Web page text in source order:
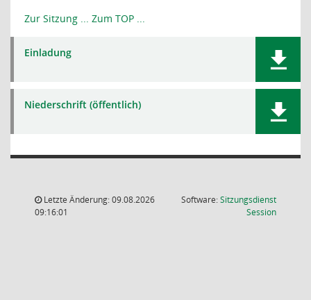
Zur Sitzung ... Zum TOP ...
Einladung
Niederschrift (öffentlich)
Letzte Änderung: 09.08.2026
09:16:01
Software:Sitzungsdienst
Session(Wird in